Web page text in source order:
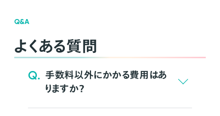
Q&A
よくある質問
Q. 手数料以外にかかる費用はあ
りますか？